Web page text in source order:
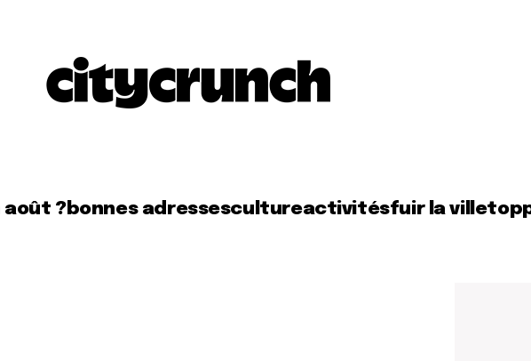
août ?bonnes adressescultureactivitésfuir la villetop